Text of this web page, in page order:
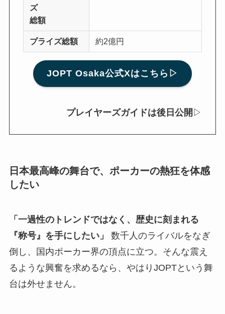
ズ
総額
プライズ総額 約2億円
JOPT Osaka公式Xはこちら▷
プレイヤーズガイドは後日公開 ▷
日本最高峰の舞台で、ポーカーの熱狂を体感
したい
「一過性のトレンドではなく、歴史に刻まれる
『称号』を手にしたい」
数千人のライバルをなぎ
倒し、国内ポーカー界の頂点に立つ。そんな震え
るような興奮を求めるなら、やはりJOPTという舞
台は外せません。